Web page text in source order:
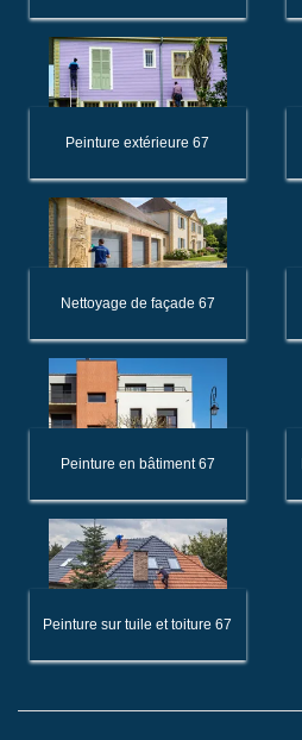
Peinture extérieure 67
Nettoyage de façade 67
Peinture en bâtiment 67
Peinture sur tuile et toiture 67